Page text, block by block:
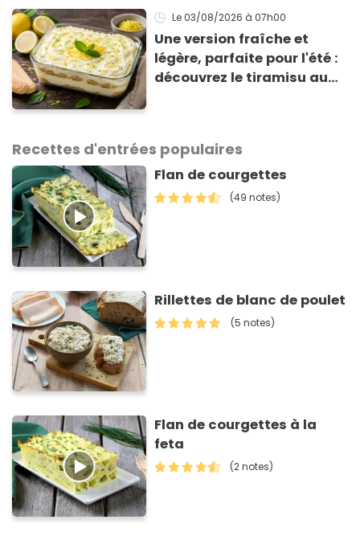
Le 03/08/2026 à 07h00
Une version fraîche et
légère, parfaite pour l'été :
découvrez le tiramisu au
Recettes d'entrées populaires
Flan de courgettes
(49 notes)
Rillettes de blanc de poulet
(5 notes)
Flan de courgettes à la
feta
(2 notes)